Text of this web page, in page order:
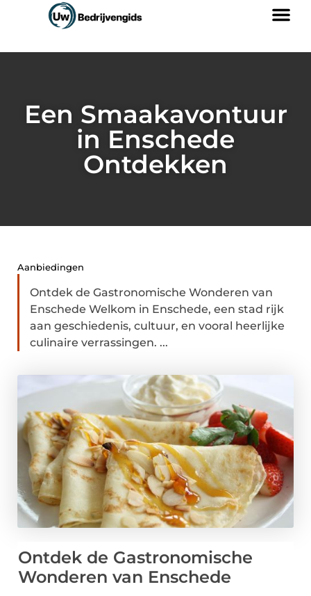
Een Smaakavontuur
in Enschede
Ontdekken
Aanbiedingen
Ontdek de Gastronomische Wonderen van
Enschede Welkom in Enschede, een stad rijk
aan geschiedenis, cultuur, en vooral heerlijke
culinaire verrassingen. ...
Ontdek de Gastronomische
Wonderen van Enschede